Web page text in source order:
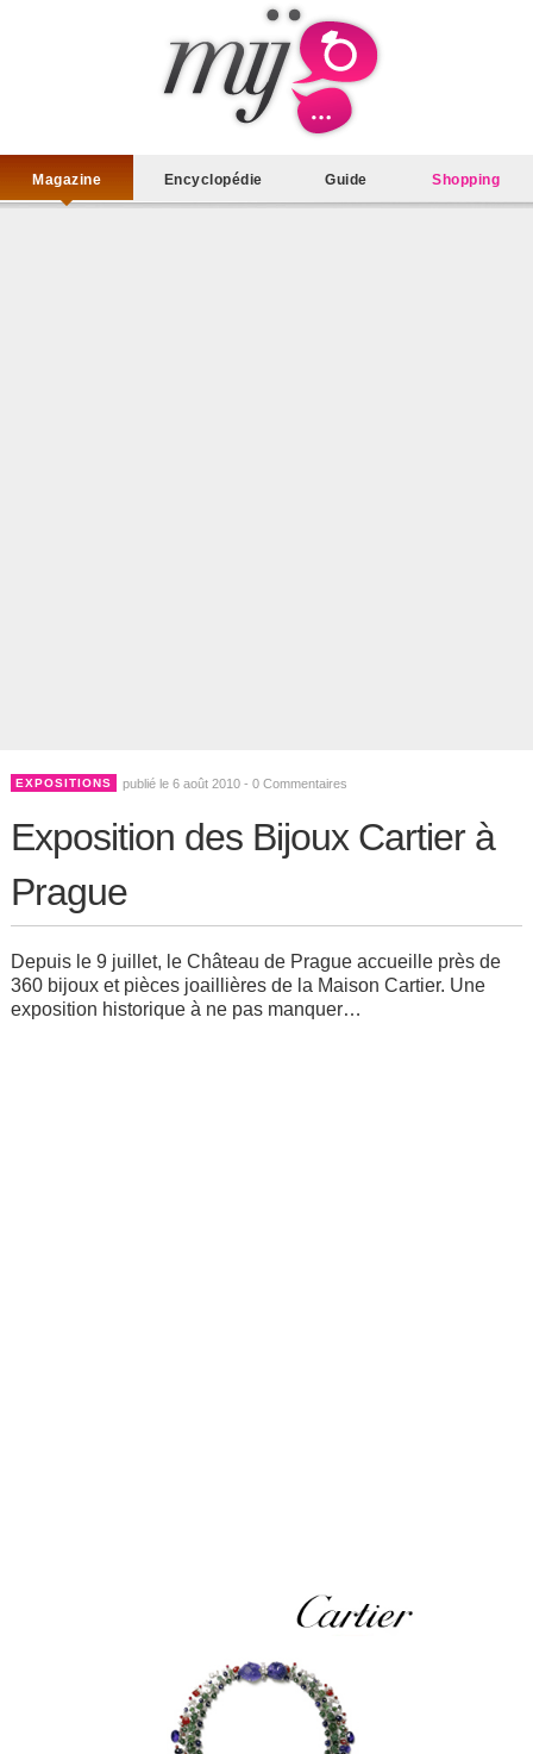
Magazine Encyclopédie Guide Shopping
EXPOSITIONS publié le 6 août 2010 - 0 Commentaires
Exposition des Bijoux Cartier à
Prague
Depuis le 9 juillet, le Château de Prague accueille près de
360 bijoux et pièces joaillières de la Maison Cartier. Une
exposition historique à ne pas manquer…